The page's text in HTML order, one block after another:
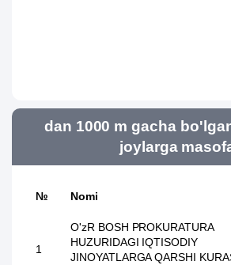
dan 1000 m gacha
joylarga
№ Nomi
1
O'zR BOSH PROKURATURA
HUZURIDAGI IQTISODIY
JINOYATLARGA QARSHI